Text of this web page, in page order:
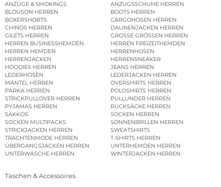
ANZÜGE & SMOKINGS
ANZUGSSCHUHE HERREN
BLOUSON HERREN
BOOTS HERREN
BOXERSHORTS
CARGOHOSEN HERREN
CHINOS HERREN
DAUNENJACKEN HERREN
GILETS HERREN
GROSSE GRÖSSEN HERREN
HERREN BUSINESSHEMDEN
HERREN FREIZEITHEMDEN
HERREN HEMDEN
HERRENHOSEN
HERRENJACKEN
HERRENSNEAKER
HOODIES HERREN
JEANS HERREN
LEDERHOSEN
LEDERJACKEN HERREN
MÄNTEL HERREN
OVERSHIRTS HERREN
PARKA HERREN
POLOSHIRTS HERREN
STRICKPULLOVER HERREN
PULLUNDER HERREN
PYJAMAS HERREN
RUCKSÄCKE HERREN
SAKKOS
SOCKEN HERREN
SOCKEN MULTIPACKS
SONNENBRILLEN HERREN
STRICKJACKEN HERREN
SWEATSHIRTS
TRACHTENMODE HERREN
T-SHIRTS HERREN
ÜBERGANGSJACKEN HERREN
UNTERHEMDEN HERREN
UNTERWÄSCHE HERREN
WINTERJACKEN HERREN
Taschen & Accessoires